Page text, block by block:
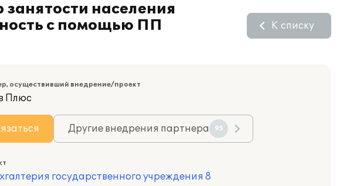
населения
с помощью ПП
К списку
осуществивший внедрение/проект
Плюс
Другие внедрения партнера 95
государственного учреждения 8